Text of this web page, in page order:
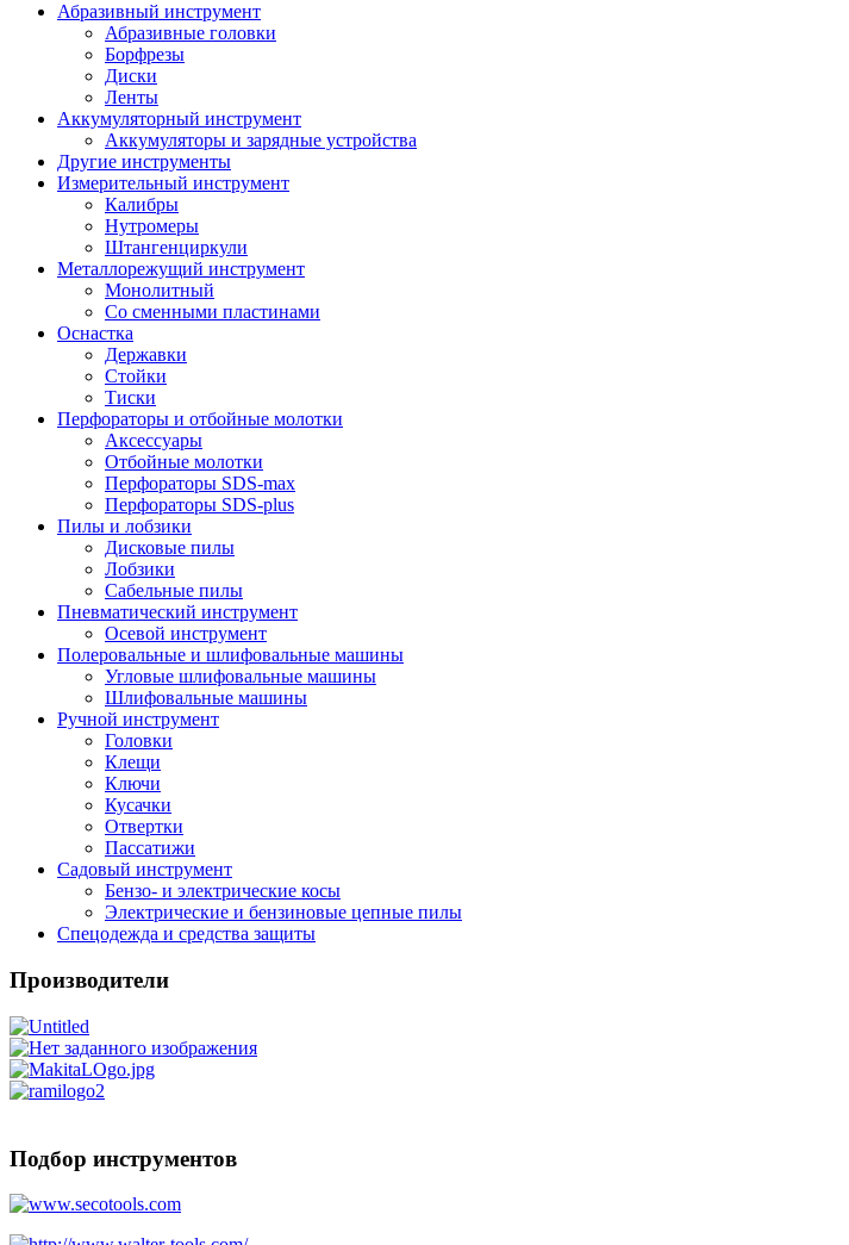
Абразивный инструмент
Абразивные головки
Борфрезы
Диски
Ленты
Аккумуляторный инструмент
Аккумуляторы и зарядные устройства
Другие инструменты
Измерительный инструмент
Калибры
Нутромеры
Штангенциркули
Металлорежущий инструмент
Монолитный
Со сменными пластинами
Оснастка
Державки
Стойки
Тиски
Перфораторы и отбойные молотки
Аксессуары
Отбойные молотки
Перфораторы SDS-max
Перфораторы SDS-plus
Пилы и лобзики
Дисковые пилы
Лобзики
Сабельные пилы
Пневматический инструмент
Осевой инструмент
Полеровальные и шлифовальные машины
Угловые шлифовальные машины
Шлифовальные машины
Ручной инструмент
Головки
Клещи
Ключи
Кусачки
Отвертки
Пассатижи
Садовый инструмент
Бензо- и электрические косы
Электрические и бензиновые цепные пилы
Спецодежда и средства защиты
Производители
Подбор инструментов